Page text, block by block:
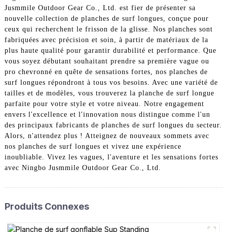
Jusmmile Outdoor Gear Co., Ltd. est fier de présenter sa
nouvelle collection de planches de surf longues, conçue pour
ceux qui recherchent le frisson de la glisse. Nos planches sont
fabriquées avec précision et soin, à partir de matériaux de la
plus haute qualité pour garantir durabilité et performance. Que
vous soyez débutant souhaitant prendre sa première vague ou
pro chevronné en quête de sensations fortes, nos planches de
surf longues répondront à tous vos besoins. Avec une variété de
tailles et de modèles, vous trouverez la planche de surf longue
parfaite pour votre style et votre niveau. Notre engagement
envers l'excellence et l'innovation nous distingue comme l'un
des principaux fabricants de planches de surf longues du secteur.
Alors, n'attendez plus ! Atteignez de nouveaux sommets avec
nos planches de surf longues et vivez une expérience
inoubliable. Vivez les vagues, l'aventure et les sensations fortes
avec Ningbo Jusmmile Outdoor Gear Co., Ltd.
Produits Connexes